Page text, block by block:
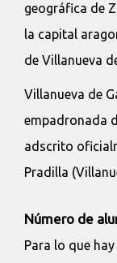
geográfica de
la capital
de Villanueva
Villanueva de
empadronada
adscrito
Pradilla
Número de
Para lo que